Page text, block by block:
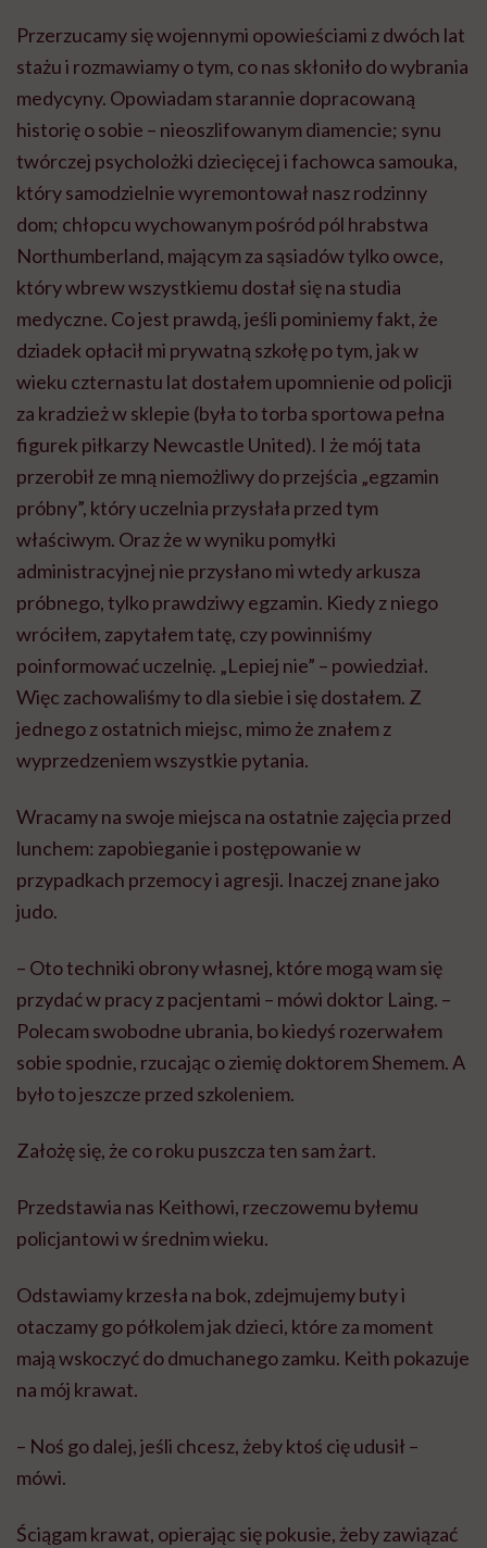
Przerzucamy się wojennymi opowieściami z dwóch lat
stażu i rozmawiamy o tym, co nas skłoniło do wybrania
medycyny. Opowiadam starannie dopracowaną
historię o sobie – nieoszlifowanym diamencie; synu
twórczej psycholożki dziecięcej i fachowca samouka,
który samodzielnie wyremontował nasz rodzinny
dom; chłopcu wychowanym pośród pól hrabstwa
Northumberland, mającym za sąsiadów tylko owce,
który wbrew wszystkiemu dostał się na studia
medyczne. Co jest prawdą, jeśli pominiemy fakt, że
dziadek opłacił mi prywatną szkołę po tym, jak w
wieku czternastu lat dostałem upomnienie od policji
za kradzież w sklepie (była to torba sportowa pełna
figurek piłkarzy Newcastle United). I że mój tata
przerobił ze mną niemożliwy do przejścia „egzamin
próbny”, który uczelnia przysłała przed tym
właściwym. Oraz że w wyniku pomyłki
administracyjnej nie przysłano mi wtedy arkusza
próbnego, tylko prawdziwy egzamin. Kiedy z niego
wróciłem, zapytałem tatę, czy powinniśmy
poinformować uczelnię. „Lepiej nie” – powiedział.
Więc zachowaliśmy to dla siebie i się dostałem. Z
jednego z ostatnich miejsc, mimo że znałem z
wyprzedzeniem wszystkie pytania.
Wracamy na swoje miejsca na ostatnie zajęcia przed
lunchem: zapobieganie i postępowanie w
przypadkach przemocy i agresji. Inaczej znane jako
judo.
– Oto techniki obrony własnej, które mogą wam się
przydać w pracy z pacjentami – mówi doktor Laing. –
Polecam swobodne ubrania, bo kiedyś rozerwałem
sobie spodnie, rzucając o ziemię doktorem Shemem. A
było to jeszcze przed szkoleniem.
Założę się, że co roku puszcza ten sam żart.
Przedstawia nas Keithowi, rzeczowemu byłemu
policjantowi w średnim wieku.
Odstawiamy krzesła na bok, zdejmujemy buty i
otaczamy go półkolem jak dzieci, które za moment
mają wskoczyć do dmuchanego zamku. Keith pokazuje
na mój krawat.
– Noś go dalej, jeśli chcesz, żeby ktoś cię udusił –
mówi.
Ściągam krawat, opierając się pokusie, żeby zawiązać